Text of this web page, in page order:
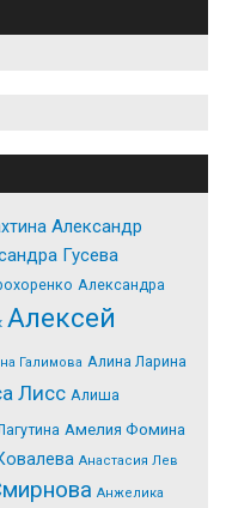
Александр
Гусева
Александра
Алексей
Галимова Алина Ларина
Лисс Алиша
Амелия Фомина
Анастасия Лев
Анжелика